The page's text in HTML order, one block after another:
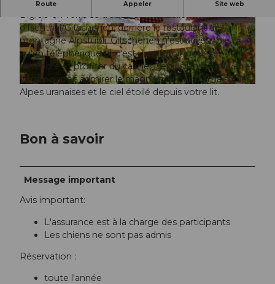
©CC-BY-ND
© CC-BY-ND ©CC-BY-ND
Route Appeler Site web
L'igloo en verre se trouve dans la belle région
d'Isenthal/Gitschenen, derrière le restaurant de
montagne Alpstubli. Gitschenen n'est accessible
qu'en téléphérique et c'est un endroit pour se
détendre et profiter du calme. Depuis l'igloo en verre,
vous pourrez admirer le magnifique panorama sur les
Alpes uranaises et le ciel étoilé depuis votre lit.
Bon à savoir
Message important
Avis important:
L'assurance est à la charge des participants
Les chiens ne sont pas admis
Réservation :
toute l'année